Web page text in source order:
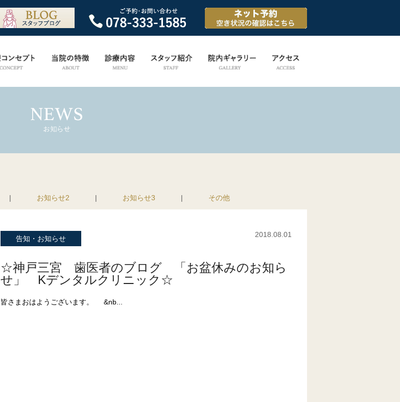
| お知らせ2 | お知らせ3 | その他
告知・お知らせ 2018.08.01
☆神戸三宮 歯医者のブログ 「お盆休みのお知ら
せ」 Kデンタルクリニック☆
皆さまおはようございます。 &nb...